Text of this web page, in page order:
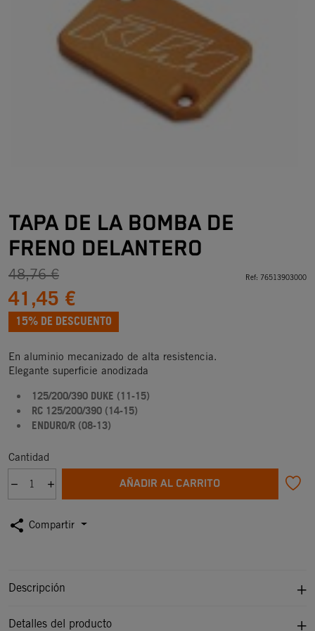
TAPA DE LA BOMBA DE
FRENO DELANTERO
48,76 €
41,45 €
15% DE DESCUENTO
Ref: 76513903000
En aluminio mecanizado de alta resistencia.
Elegante superficie anodizada
125/200/390 DUKE (11-15)
RC 125/200/390 (14-15)
ENDURO/R (08-13)
Cantidad
AÑADIR AL CARRITO
share Compartir
Descripción
Detalles del producto